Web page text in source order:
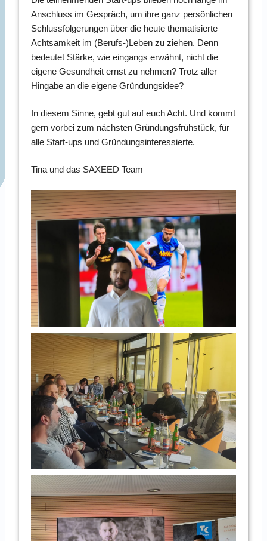
Anschluss im Gespräch, um ihre ganz persönlichen
Schlussfolgerungen über die heute thematisierte
Achtsamkeit im (Berufs-)Leben zu ziehen. Denn
bedeutet Stärke, wie eingangs erwähnt, nicht die
eigene Gesundheit ernst zu nehmen? Trotz aller
Hingabe an die eigene Gründungsidee?
In diesem Sinne, gebt gut auf euch Acht. Und kommt
gern vorbei zum nächsten Gründungsfrühstück, für
alle Start-ups und Gründungsinteressierte.
Tina und das SAXEED Team